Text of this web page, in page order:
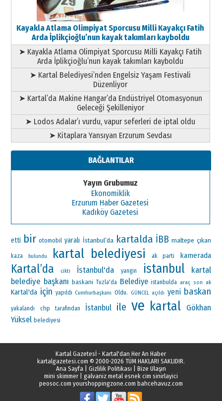
Kayakla Atlama Olimpiyat Sporcusu Milli Kayakçı Fatih
Arda İplikçioğlu’nun kayak takımları kayboldu
➤ Kayakla Atlama Olimpiyat Sporcusu Milli Kayakçı Fatih
Arda İplikçioğlu’nun kayak takımları kayboldu
➤ Kartal Belediyesi’nden Engelsiz Yaşam Festivali
Düzenliyor
➤ Kartal’da Makine Hangar’da Endüstriyel Otomasyonun
Geleceği Şekilleniyor
➤ Lodos Adalar’ı vurdu, vapur seferleri de iptal oldu
➤ Kitaplara Yansıyan Erzurum Sevdası
BAĞLANTILAR
Yayın Grubumuz
Ekonomiklik
Erzurum Haber Gazetesi
Kadıköy Gazetesi
etti bir otomobil yaralı İstanbul’da kartalda İBB maltepe çıkan
kaza bulundu kartal belediyesi ak parti kamerada
Kartal’da cikti İstanbul'da yangin istanbul
kartal
belediye başkanı baskani Tuzla'da Belediye istanbulda araç son ak
Kartal'da için yapıldı Cumhurbaşkanı Oldu. GÜNCEL açıldı yeni baskan
yakalandı chp tarafından İstanbul ile ve kartal Gökhan
Yüksel belediyesi
Kartal Gazetesİ - Kartal'dan Her An Haber
kartalgazetesi.com © 2000-2026 TÜM HAKLARI SAKLIDIR.
Ana Sayfa
Gizlilik Politikası
Bize Ulaşın
mini skimmer| galvaniz metal esnek cim sinirlayici
peosoc.com yourshoppingzone.com bahcehavuz.com